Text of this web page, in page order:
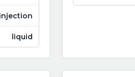
injection
liquid